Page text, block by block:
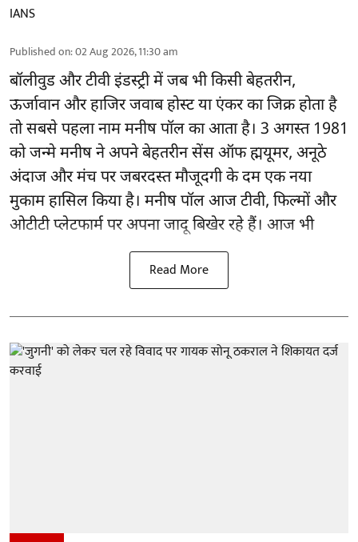
IANS
Published on:02 Aug 2026, 11:30 am
बॉलीवुड और टीवी इंडस्ट्री में जब भी किसी बेहतरीन,
ऊर्जावान और हाजिर जवाब होस्ट या एंकर का जिक्र होता है
तो सबसे पहला नाम मनीष पॉल का आता है। 3 अगस्त 1981
को जन्मे मनीष ने अपने बेहतरीन सेंस ऑफ ह्मयूमर, अनूठे
अंदाज और मंच पर जबरदस्त मौजूदगी के दम एक नया
मुकाम हासिल किया है। मनीष पॉल आज टीवी, फिल्मों और
ओटीटी प्लेटफार्म पर अपना जादू बिखेर रहे हैं। आज भी
Read More